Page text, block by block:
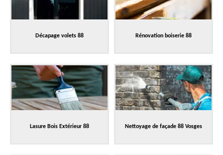
Décapage volets 88 Rénovation boiserie 88
Lasure Bois Extérieur 88 Nettoyage de façade 88 Vosges